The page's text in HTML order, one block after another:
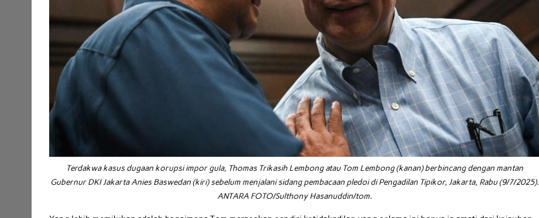
Terdakwa kasus dugaan korupsi impor gula, Thomas Trikasih Lembong atau Tom Lembong (kanan) berbincang dengan mantan
Gubernur DKI Jakarta Anies Baswedan (kiri) sebelum menjalani sidang pembacaan pledoi di Pengadilan Tipikor, Jakarta, Rabu (9/7/2025).
ANTARA FOTO/Sulthony Hasanuddin/tom.